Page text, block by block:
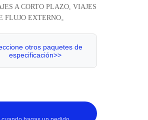
A CORTO PLAZO, VIAJES
EXTERNO。
otros paquetes de
especificación>>